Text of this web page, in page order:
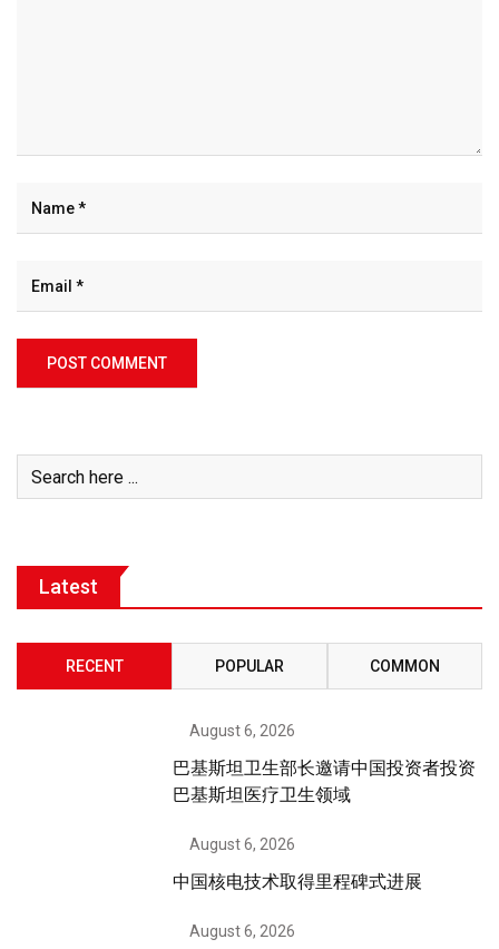
Latest
RECENT POPULAR COMMON
August 6, 2026
巴基斯坦卫生部长邀请中国投资者投资
巴基斯坦医疗卫生领域
August 6, 2026
中国核电技术取得里程碑式进展
August 6, 2026